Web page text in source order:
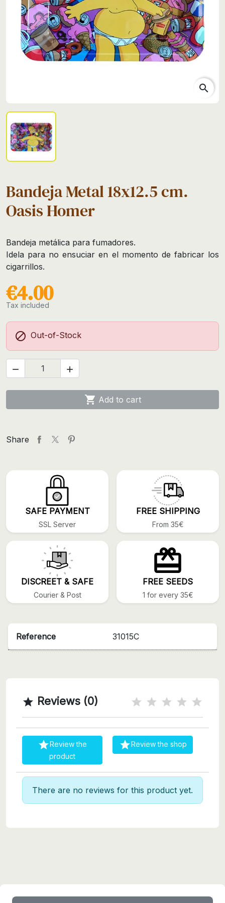
search
Bandeja Metal 18x12.5 cm.
Oasis Homer
Bandeja metálica para fumadores.
Idela para no ensuciar en el momento de fabricar los
cigarrillos.
€4.00
Tax included
 Out-of-Stock
 
 Add to cart
Share
SAFE PAYMENT
SSL Server
FREE SHIPPING
From 35€
DISCREET & SAFE
Courier & Post
FREE SEEDS
1 for every 35€
Reference 31015C
 Reviews (0)
Review the
product
Review the shop
There are no reviews for this product yet.